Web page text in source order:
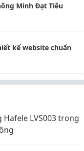
Minh Đạt Tiêu
kế website chuẩn
LVS003 trong